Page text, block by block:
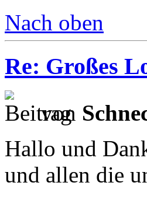
Nach oben
Re: Großes
von
Hallo und
und allen die